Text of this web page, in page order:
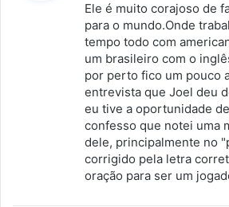
s
e
:
Ele é muito corajoso de
para o mundo.Onde
tempo todo com
um brasileiro com o
por perto fico um pouco
entrevista que Joel deu
eu tive a oportunidade
confesso que notei uma
dele, principalmente no
corrigido pela letra
oração para ser um